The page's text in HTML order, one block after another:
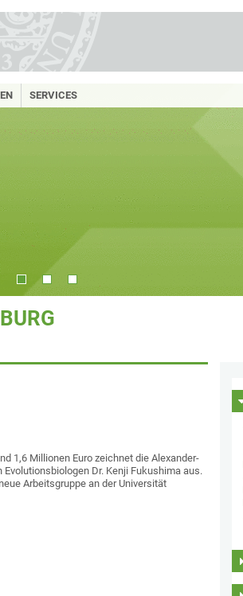
SERVICES
1,6 Millionen Euro zeichnet die Alexander-
Dr. Kenji Fukushima aus.
Arbeitsgruppe an der Universität